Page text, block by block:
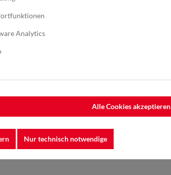
Analytics
Alle Cookies akzeptieren
Nur technisch notwendige